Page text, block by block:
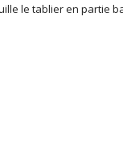
le tablier en partie